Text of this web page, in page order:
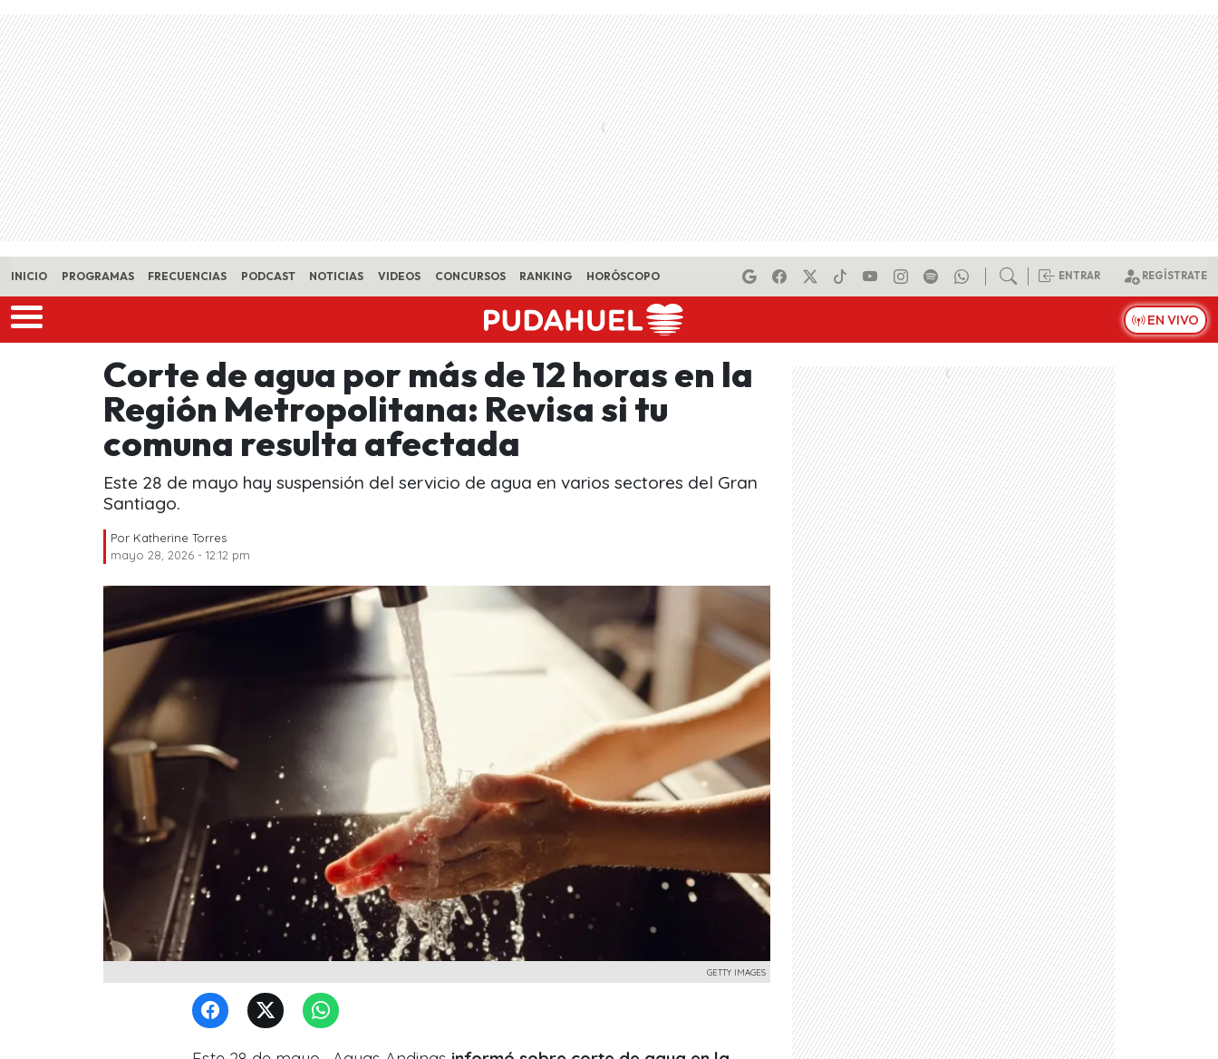
Skip to main content
INICIO PROGRAMAS FRECUENCIAS PODCAST NOTICIAS VIDEOS CONCURSOS RANKING HORÓSCOPO ENTRAR REGÍSTRATE
EN VIVO
Corte de agua por más de 12 horas en la
Región Metropolitana: Revisa si tu
comuna resulta afectada
Este 28 de mayo hay suspensión del servicio de agua en varios sectores del Gran
Santiago.
Por Katherine Torres
mayo 28, 2026 - 12:12 pm
GETTY IMAGES